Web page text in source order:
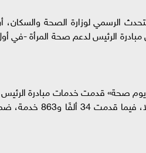
وأضاف «عبدالغفار» أن حملة «100 يوم صحة» قدمت
حديثي الولادة، لـ3